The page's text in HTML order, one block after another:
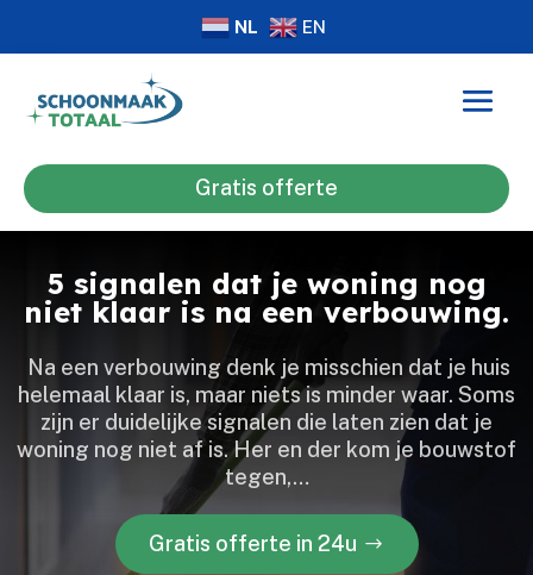
NL EN
Gratis offerte
5 signalen dat je woning nog
niet klaar is na een verbouwing.
​ Na een verbouwing denk je misschien dat je huis
helemaal klaar is, maar niets is minder waar.​ Soms
zijn er duidelijke signalen die laten zien dat je
woning nog niet af is.​ Her en der kom je bouwstof
tegen,…
Gratis offerte in 24u